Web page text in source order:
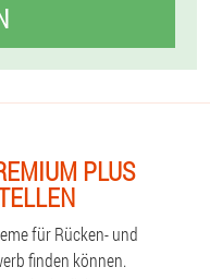
PLUS
für Rücken- und
finden können.